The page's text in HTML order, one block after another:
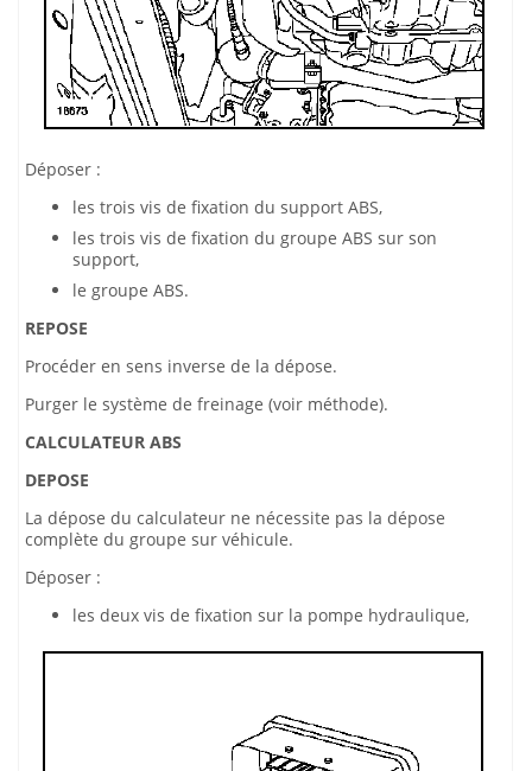
Déposer :
les trois vis de fixation du support ABS,
les trois vis de fixation du groupe ABS sur son
support,
le groupe ABS.
REPOSE
Procéder en sens inverse de la dépose.
Purger le système de freinage (voir méthode).
CALCULATEUR ABS
DEPOSE
La dépose du calculateur ne nécessite pas la dépose
complète du groupe sur véhicule.
Déposer :
les deux vis de fixation sur la pompe hydraulique,